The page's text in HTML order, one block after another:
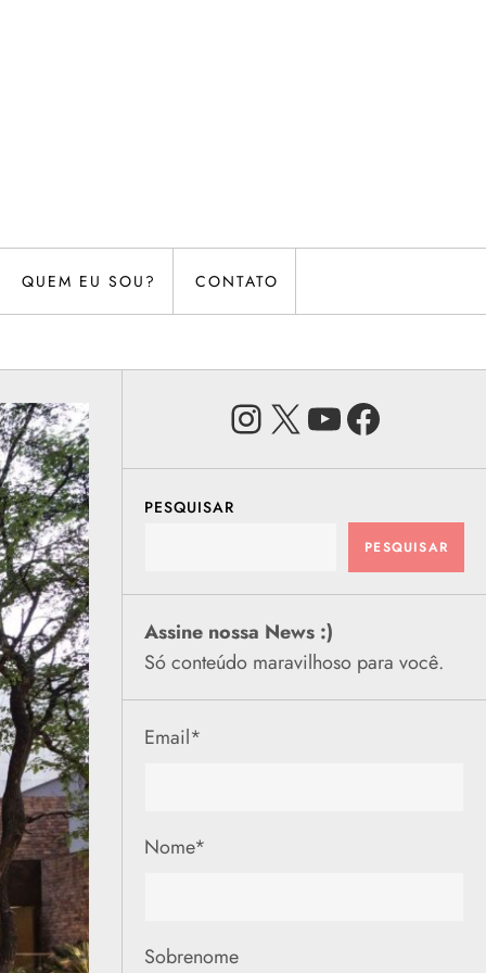
QUEM EU SOU? CONTATO
Instagram
X Youtube
PESQUISAR
PESQUISAR
Assine nossa News :)
Só conteúdo maravilhoso para você.
Email*
Nome*
Sobrenome